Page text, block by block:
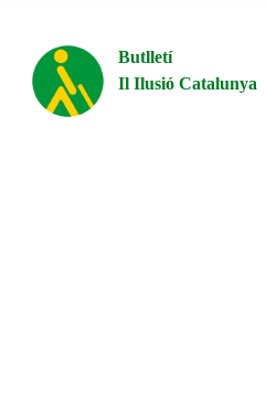
Butlletí
Il Ilusió Catalunya